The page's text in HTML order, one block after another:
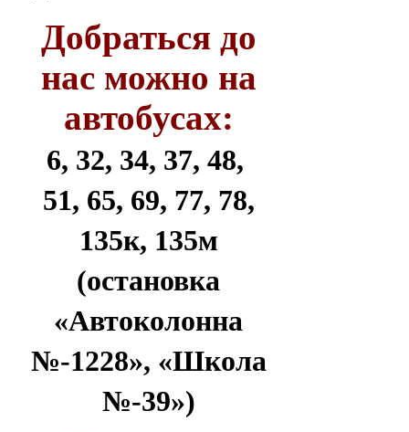
Добраться до
нас можно на
автобусах:
6, 32, 34, 37, 48,
51, 65, 69, 77, 78,
135к, 135м
(остановка
«Автоколонна
№-1228», «Школа
№-39»)